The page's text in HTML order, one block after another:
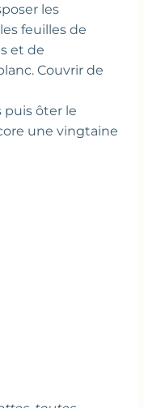
les
feuilles de
et de
Couvrir de
puis ôter le
une vingtaine